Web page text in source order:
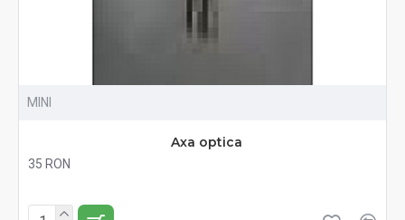
MINI
Axa optica
35 RON